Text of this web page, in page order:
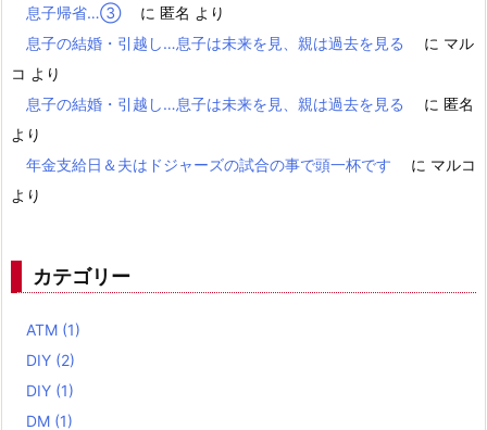
息子帰省…③
に 匿名 より
息子の結婚・引越し…息子は未来を見、親は過去を見る
に マル
コ より
息子の結婚・引越し…息子は未来を見、親は過去を見る
に 匿名
より
年金支給日＆夫はドジャーズの試合の事で頭一杯です
に マルコ
より
カテゴリー
ATM (1)
DIY (2)
DIY (1)
DM (1)